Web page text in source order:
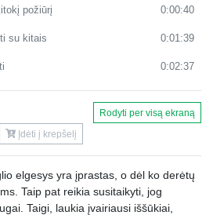
požiūrį 0:00:40
su kitais 0:01:39
0:02:37
ištikimybės 0:01:04
ir gyvenimo tikslų 0:01:24
Dalijasi išgyvenimais, kuriuos ne visada gali atskleisti tėvams 0:02:50
draugais? 0:00:10
Rodyti per visą ekraną
Įdėti į krepšelį
elgesys yra įprastas, o dėl ko derėtų
Taip pat reikia susitaikyti, jog
Taigi, laukia įvairiausi iššūkiai,